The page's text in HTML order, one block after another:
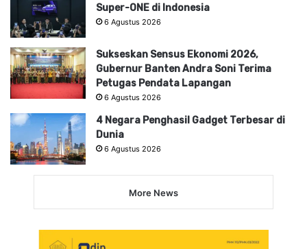
Super-ONE di Indonesia
6 Agustus 2026
Sukseskan Sensus Ekonomi 2026,
Gubernur Banten Andra Soni Terima
Petugas Pendata Lapangan
6 Agustus 2026
4 Negara Penghasil Gadget Terbesar di
Dunia
6 Agustus 2026
More News